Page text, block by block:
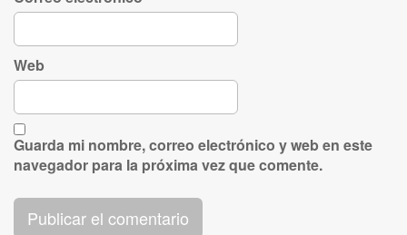
Web
Guarda mi nombre, correo electrónico y web en este
navegador para la próxima vez que comente.